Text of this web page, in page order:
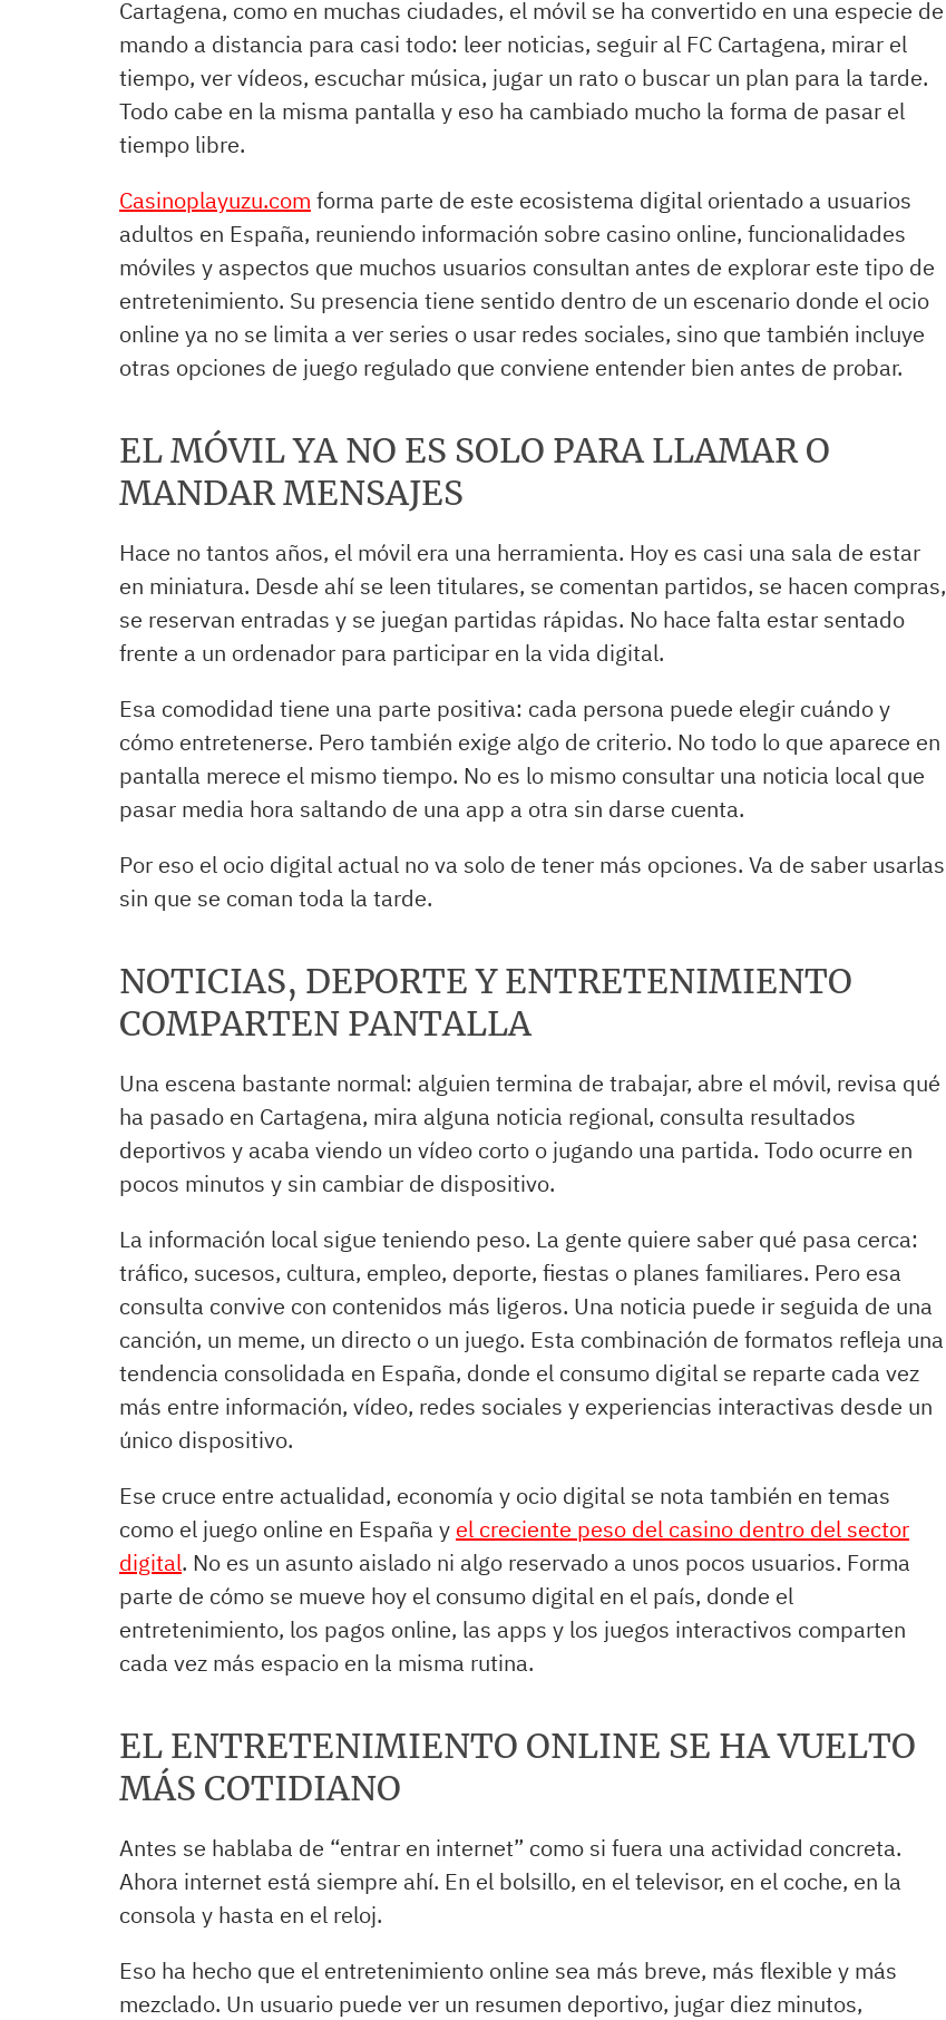
Cartagena, como en muchas ciudades, el móvil se ha convertido en una especie de
mando a distancia para casi todo: leer noticias, seguir al FC Cartagena, mirar el
tiempo, ver vídeos, escuchar música, jugar un rato o buscar un plan para la tarde.
Todo cabe en la misma pantalla y eso ha cambiado mucho la forma de pasar el
tiempo libre.
Casinoplayuzu.com forma parte de este ecosistema digital orientado a usuarios
adultos en España, reuniendo información sobre casino online, funcionalidades
móviles y aspectos que muchos usuarios consultan antes de explorar este tipo de
entretenimiento. Su presencia tiene sentido dentro de un escenario donde el ocio
online ya no se limita a ver series o usar redes sociales, sino que también incluye
otras opciones de juego regulado que conviene entender bien antes de probar.
EL MÓVIL YA NO ES SOLO PARA LLAMAR O
MANDAR MENSAJES
Hace no tantos años, el móvil era una herramienta. Hoy es casi una sala de estar
en miniatura. Desde ahí se leen titulares, se comentan partidos, se hacen compras,
se reservan entradas y se juegan partidas rápidas. No hace falta estar sentado
frente a un ordenador para participar en la vida digital.
Esa comodidad tiene una parte positiva: cada persona puede elegir cuándo y
cómo entretenerse. Pero también exige algo de criterio. No todo lo que aparece en
pantalla merece el mismo tiempo. No es lo mismo consultar una noticia local que
pasar media hora saltando de una app a otra sin darse cuenta.
Por eso el ocio digital actual no va solo de tener más opciones. Va de saber usarlas
sin que se coman toda la tarde.
NOTICIAS, DEPORTE Y ENTRETENIMIENTO
COMPARTEN PANTALLA
Una escena bastante normal: alguien termina de trabajar, abre el móvil, revisa qué
ha pasado en Cartagena, mira alguna noticia regional, consulta resultados
deportivos y acaba viendo un vídeo corto o jugando una partida. Todo ocurre en
pocos minutos y sin cambiar de dispositivo.
La información local sigue teniendo peso. La gente quiere saber qué pasa cerca:
tráfico, sucesos, cultura, empleo, deporte, fiestas o planes familiares. Pero esa
consulta convive con contenidos más ligeros. Una noticia puede ir seguida de una
canción, un meme, un directo o un juego. Esta combinación de formatos refleja una
tendencia consolidada en España, donde el consumo digital se reparte cada vez
más entre información, vídeo, redes sociales y experiencias interactivas desde un
único dispositivo.
Ese cruce entre actualidad, economía y ocio digital se nota también en temas
como el juego online en España y el creciente peso del casino dentro del sector
digital. No es un asunto aislado ni algo reservado a unos pocos usuarios. Forma
parte de cómo se mueve hoy el consumo digital en el país, donde el
entretenimiento, los pagos online, las apps y los juegos interactivos comparten
cada vez más espacio en la misma rutina.
EL ENTRETENIMIENTO ONLINE SE HA VUELTO
MÁS COTIDIANO
Antes se hablaba de “entrar en internet” como si fuera una actividad concreta.
Ahora internet está siempre ahí. En el bolsillo, en el televisor, en el coche, en la
consola y hasta en el reloj.
Eso ha hecho que el entretenimiento online sea más breve, más flexible y más
mezclado. Un usuario puede ver un resumen deportivo, jugar diez minutos,